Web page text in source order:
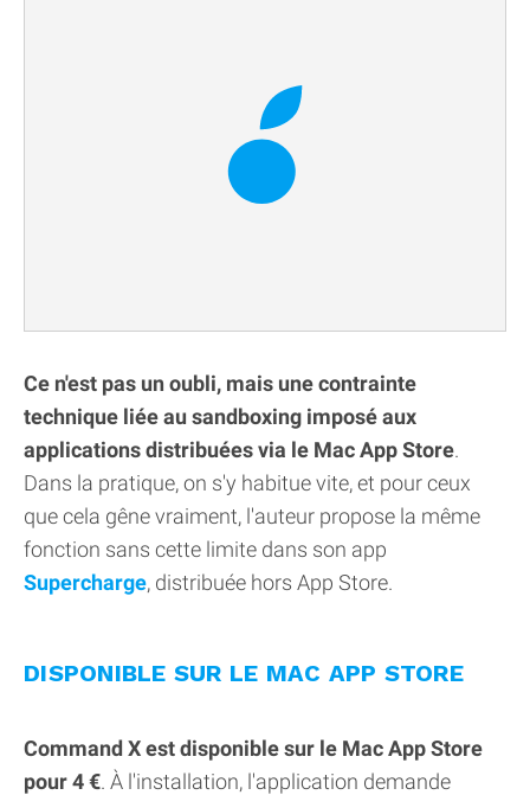
Ce n'est pas un oubli, mais une contrainte
technique liée au sandboxing imposé aux
applications distribuées via le Mac App Store.
Dans la pratique, on s'y habitue vite, et pour ceux
que cela gêne vraiment, l'auteur propose la même
fonction sans cette limite dans son app
Supercharge, distribuée hors App Store.
DISPONIBLE SUR LE MAC APP STORE
Command X est disponible sur le Mac App Store
pour 4 €. À l'installation, l'application demande